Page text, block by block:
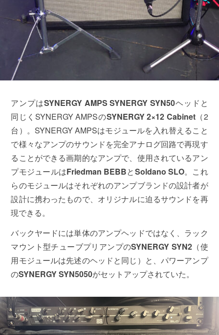
アンプはSYNERGY AMPS SYNERGY SYN50ヘッドと
同じくSYNERGY AMPSのSYNERGY 2×12 Cabinet（2
台）。SYNERGY AMPSはモジュールを入れ替えること
で様々なアンプのサウンドを完全アナログ回路で再現す
ることができる画期的なアンプで、使用されているアン
プモジュールはFriedman BEBBとSoldano SLO。これ
らのモジュールはそれぞれのアンプブランドの設計者が
設計に携わったもので、オリジナルに迫るサウンドを再
現できる。
バックヤードには単体のアンプヘッドではなく、ラック
マウント型チューブプリアンプのSYNERGY SYN2（使
用モジュールは先述のヘッドと同じ）と、パワーアンプ
のSYNERGY SYN5050がセットアップされていた。